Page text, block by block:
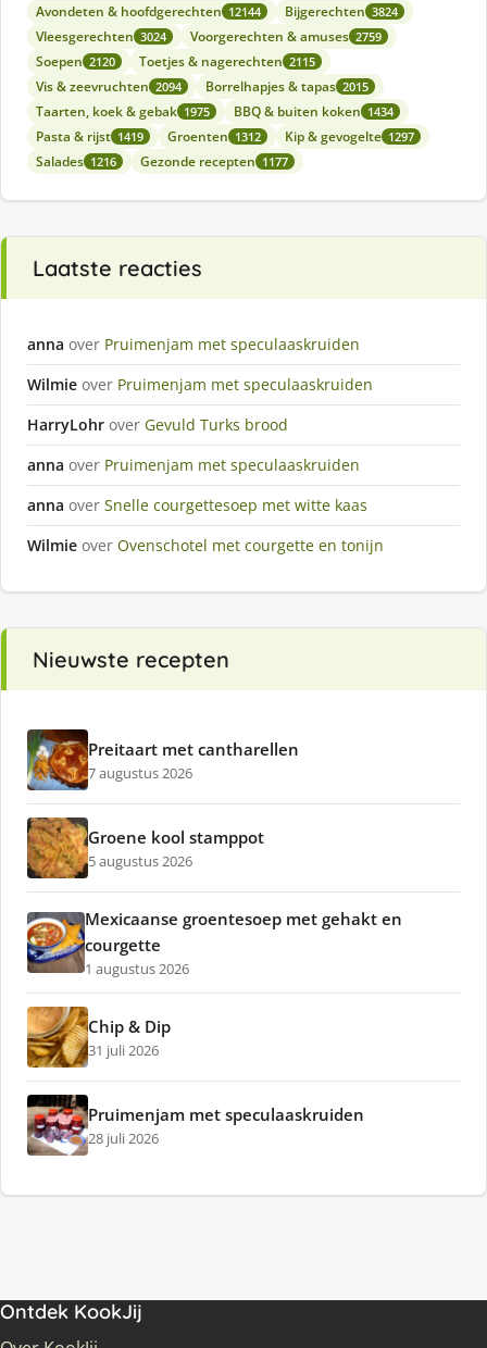
Avondeten & hoofdgerechten 12144 Bijgerechten 3824
Vleesgerechten 3024 Voorgerechten & amuses 2759
Soepen 2120 Toetjes & nagerechten 2115
Vis & zeevruchten 2094 Borrelhapjes & tapas 2015
Taarten, koek & gebak 1975 BBQ & buiten koken 1434
Pasta & rijst 1419 Groenten 1312 Kip & gevogelte 1297
Salades 1216 Gezonde recepten 1177
Laatste reacties
anna over Pruimenjam met speculaaskruiden
Wilmie over Pruimenjam met speculaaskruiden
HarryLohr over Gevuld Turks brood
anna over Pruimenjam met speculaaskruiden
anna over Snelle courgettesoep met witte kaas
Wilmie over Ovenschotel met courgette en tonijn
Nieuwste recepten
Preitaart met cantharellen
7 augustus 2026
Groene kool stamppot
5 augustus 2026
Mexicaanse groentesoep met gehakt en
courgette
1 augustus 2026
Chip & Dip
31 juli 2026
Pruimenjam met speculaaskruiden
28 juli 2026
Ontdek KookJij